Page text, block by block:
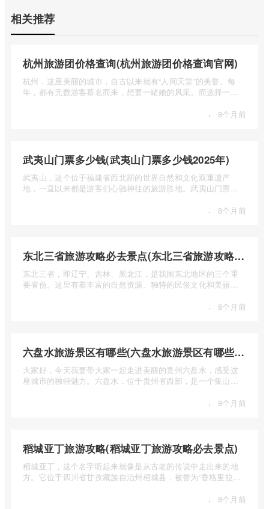
相关推荐
杭州旅游团价格查询(杭州旅游团价格查询官网)
杭州，这座美丽的城市，自古以来就有“人间天堂”的美誉。每
年，都有无数游客慕名而来，想要一睹她的风采。而选择一个
· 8个月前
武夷山门票多少钱(武夷山门票多少钱2025年)
武夷山，这个位于福建省西北部的世界自然和文化双重遗产
地，一直以来都是游客们心驰神往的旅游胜地。武夷山门票多
· 8个月前
东北三省旅游攻略必去景点(东北三省旅游攻略必去景点视频介绍)
东北三省，即辽宁、吉林、黑龙江，是我国东北地区的三个重
要省份。这里有着丰富的自然资源、独特的民俗文化和美丽的
· 8个月前
六盘水旅游景区有哪些(六盘水旅游景区有哪些景点值得去)
大家好，今天我要带大家一起走进美丽的贵州六盘水，感受这
座城市的独特魅力。六盘水，位于贵州省西部，是一个集山水
· 8个月前
稻城亚丁旅游攻略(稻城亚丁旅游攻略必去景点)
稻城亚丁，这个名字听起来就像是从古老的传说中走出来的地
方。它位于四川省甘孜藏族自治州稻城县，被誉为“香格里拉的
· 8个月前